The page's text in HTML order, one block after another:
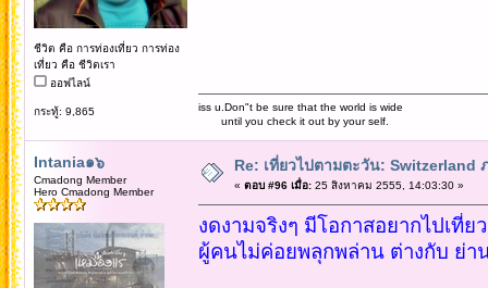
ชีวิต คือ การท่องเที่ยว การท่อง
เที่ยว คือ ชีวิตเรา
ออฟไลน์
กระทู้: 9,865
iss u.Don"t be sure that the world is wide
until you check it out by your self.
Intania๑๖
Cmadong Member
Hero Cmadong Member
Re: เที่ยวไปตามตะวัน: Switzerland
« ตอบ #96 เมื่อ:25 สิงหาคม 2555, 14:03:30 »
งดงามจริงๆ มีโอกาสอยากไปเที่
ผู้คนไม่ค่อยพลุกพล่าน ต่างกับ ย่า